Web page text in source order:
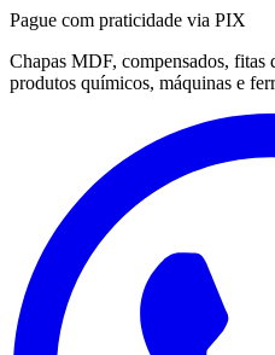
Pague com praticidade via PIX
Chapas MDF, compensados, fitas
produtos químicos, máquinas e